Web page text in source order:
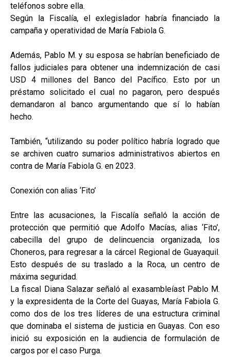
teléfonos sobre ella.
Según la Fiscalía, el exlegislador habría financiado la
campaña y operatividad de María Fabiola G.
Además, Pablo M. y su esposa se habrían beneficiado de
fallos judiciales para obtener una indemnización de casi
USD 4 millones del Banco del Pacífico. Esto por un
préstamo solicitado el cual no pagaron, pero después
demandaron al banco argumentando que sí lo habían
hecho.
También, “utilizando su poder político habría logrado que
se archiven cuatro sumarios administrativos abiertos en
contra de María Fabiola G. en 2023.
Conexión con alias ‘Fito’
Entre las acusaciones, la Fiscalía señaló la acción de
protección que permitió que Adolfo Macías, alias ‘Fito’,
cabecilla del grupo de delincuencia organizada, los
Choneros, para regresar a la cárcel Regional de Guayaquil.
Esto después de su traslado a la Roca, un centro de
máxima seguridad.
La fiscal Diana Salazar señaló al exasambleíast Pablo M.
y la expresidenta de la Corte del Guayas, María Fabiola G.
como dos de los tres líderes de una estructura criminal
que dominaba el sistema de justicia en Guayas. Con eso
inició su exposición en la audiencia de formulación de
cargos por el caso Purga.